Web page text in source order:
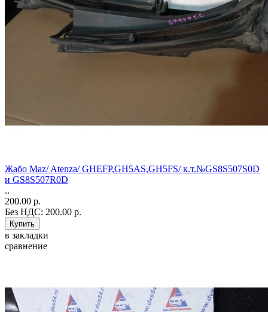
Жабо Maz/ Atenza/ GHEFP,GH5AS,GH5FS/ к.т.№GS8S507S0D
и GS8S507R0D
..
200.00 р.
Без НДС: 200.00 р.
в закладки
сравнение